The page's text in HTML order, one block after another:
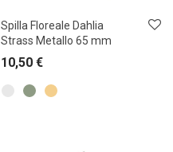
Spilla Floreale Dahlia
Strass Metallo 65 mm
10,50 €